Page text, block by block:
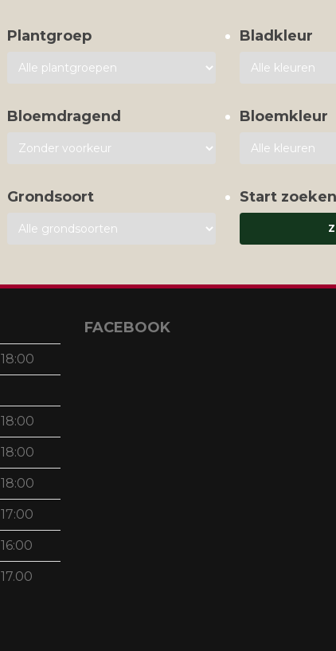
Plantgroep Bladkleur
Bloemdragend Bloemkleur
Grondsoort Start zoeken
18:00
18:00
18:00
18:00
17:00
16:00
17.00
FACEBOOK